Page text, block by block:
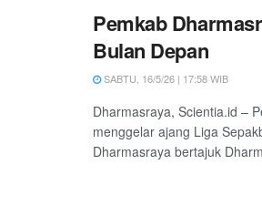
Pemkab
Bulan Depan
SABTU, 16/5/26 | 17:58 WIB
Dharmasraya, Scientia.id –
menggelar ajang Liga
Dharmasraya bertajuk